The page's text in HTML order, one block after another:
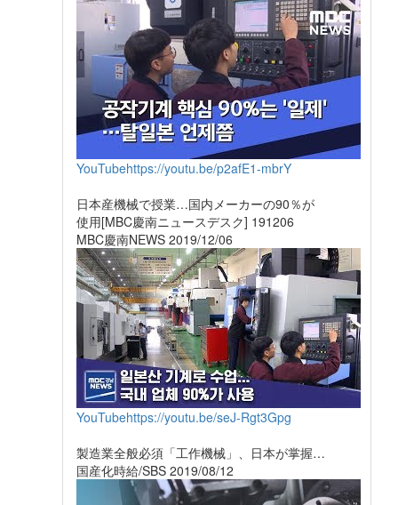
YouTubehttps://youtu.be/p2afE1-mbrY
日本産機械で授業…国内メーカーの90％が
使用[MBC慶南ニュースデスク] 191206
MBC慶南NEWS 2019/12/06
YouTubehttps://youtu.be/seJ-Rgt3Gpg
製造業全般必須「工作機械」、日本が掌握…
国産化時給/SBS 2019/08/12